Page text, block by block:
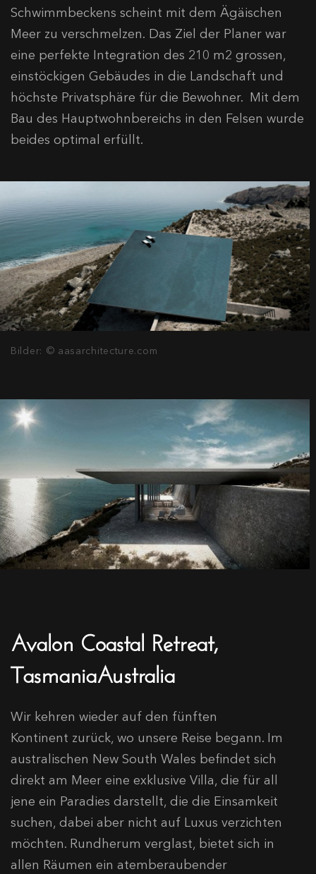
Schwimmbeckens scheint mit dem Ägäischen
Meer zu verschmelzen. Das Ziel der Planer war
eine perfekte Integration des 210 m2 grossen,
einstöckigen Gebäudes in die Landschaft und
höchste Privatsphäre für die Bewohner. Mit dem
Bau des Hauptwohnbereichs in den Felsen wurde
beides optimal erfüllt.
Bilder: © aasarchitecture.com
Avalon Coastal Retreat,
TasmaniaAustralia
Wir kehren wieder auf den fünften
Kontinent zurück, wo unsere Reise begann. Im
australischen New South Wales befindet sich
direkt am Meer eine exklusive Villa, die für all
jene ein Paradies darstellt, die die Einsamkeit
suchen, dabei aber nicht auf Luxus verzichten
möchten. Rundherum verglast, bietet sich in
allen Räumen ein atemberaubender